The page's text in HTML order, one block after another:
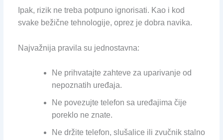
Ipak, rizik ne treba potpuno ignorisati. Kao i kod
svake bežične tehnologije, oprez je dobra navika.
Najvažnija pravila su jednostavna:
Ne prihvatajte zahteve za uparivanje od
nepoznatih uređaja.
Ne povezujte telefon sa uređajima čije
poreklo ne znate.
Ne držite telefon, slušalice ili zvučnik stalno